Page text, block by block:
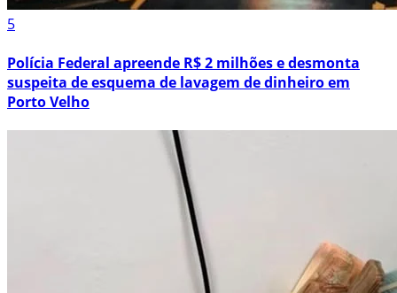
5
Polícia Federal apreende R$ 2 milhões e desmonta
suspeita de esquema de lavagem de dinheiro em
Porto Velho